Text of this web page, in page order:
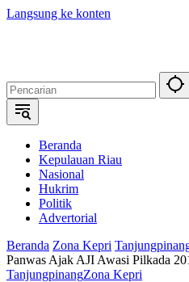
Langsung ke konten
Beranda
Kepulauan Riau
Nasional
Hukrim
Politik
Advertorial
Beranda Zona Kepri
Panwas Ajak AJI Awasi Pilkada
TanjungpinangZona Kepri